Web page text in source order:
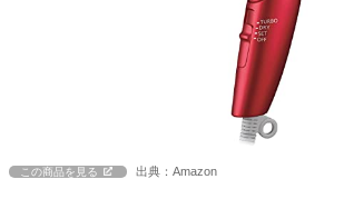
この商品を見る 出典：Amazon